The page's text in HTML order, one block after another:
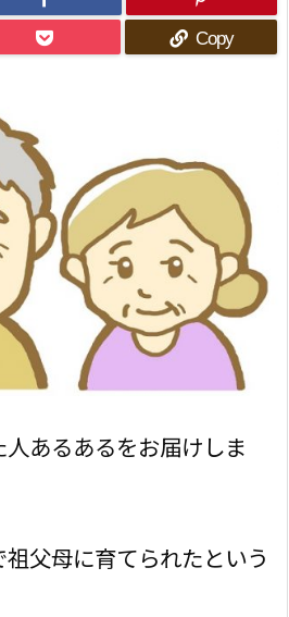
Copy
あるあるをお届けしま
父母に育てられたという